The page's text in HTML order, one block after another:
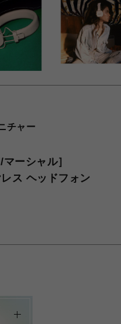
チャー
ーシャル］
ス ヘッドフォン